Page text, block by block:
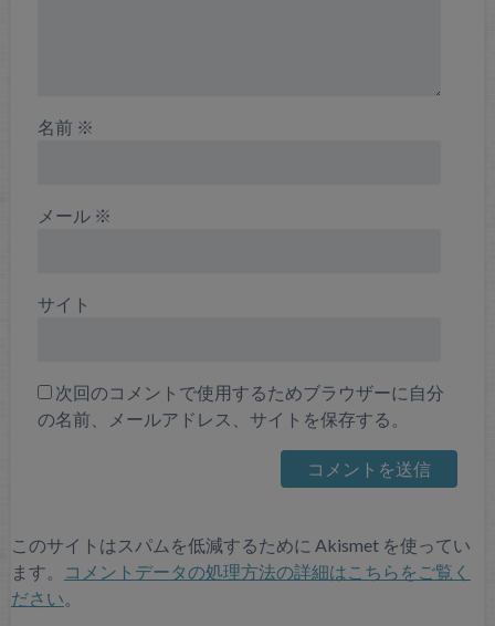
名前 ※
メール ※
サイト
次回のコメントで使用するためブラウザーに自分
の名前、メールアドレス、サイトを保存する。
このサイトはスパムを低減するために Akismet を使ってい
ます。
コメントデータの処理方法の詳細はこちらをご覧く
ださい